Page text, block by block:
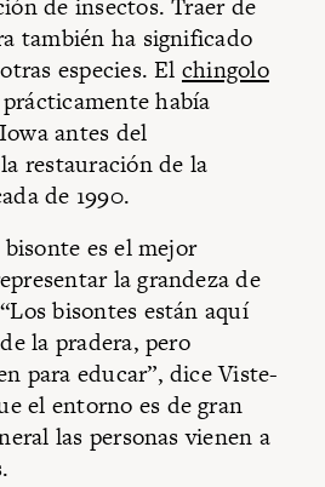
también ha significado
especies. El chingolo
había
antes del
restauración de la
de 1990.
es el mejor
la grandeza de
bisontes están aquí
la pradera, pero
para educar”, dice Viste-
el entorno es de gran
las personas vienen a